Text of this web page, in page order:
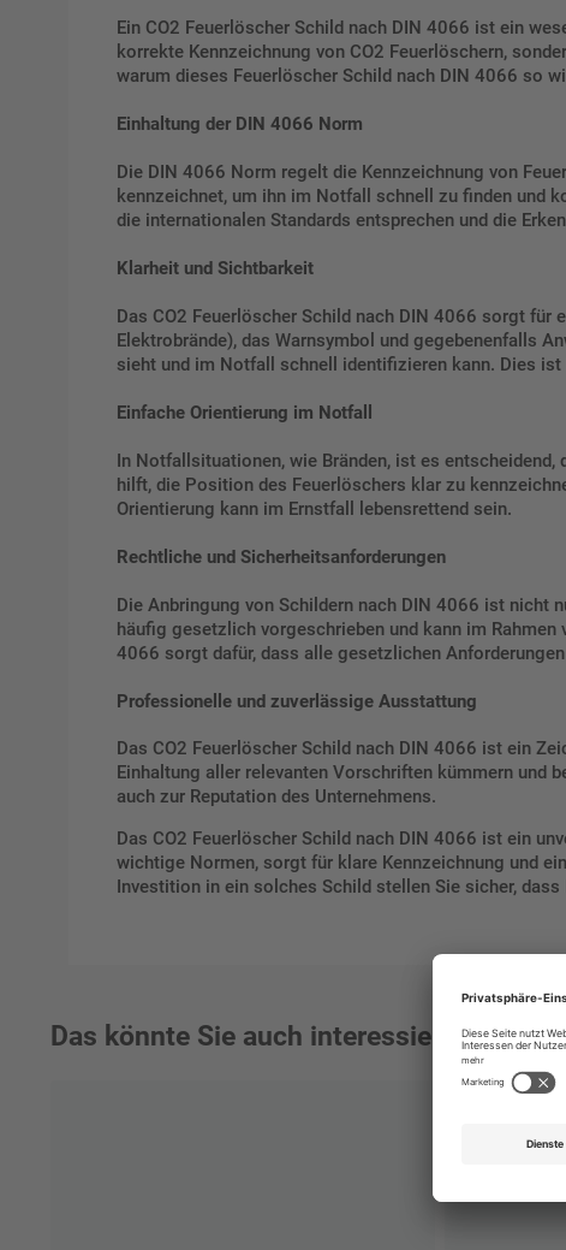
Ein CO2 Feuerlöscher Schild nach DIN 4066 ist ein
korrekte Kennzeichnung von CO2 Feuerlöschern,
warum dieses Feuerlöscher Schild nach DIN 4066 so
Einhaltung der DIN 4066 Norm
Die DIN 4066 Norm regelt die Kennzeichnung von
kennzeichnet, um ihn im Notfall schnell zu finden und
die internationalen Standards entsprechen und die
Klarheit und Sichtbarkeit
Das CO2 Feuerlöscher Schild nach DIN 4066 sorgt für
Elektrobrände), das Warnsymbol und gegebenenfalls
sieht und im Notfall schnell identifizieren kann. Dies
Einfache Orientierung im Notfall
In Notfallsituationen, wie Bränden, ist es
hilft, die Position des Feuerlöschers klar zu
Orientierung kann im Ernstfall lebensrettend sein.
Rechtliche und Sicherheitsanforderungen
Die Anbringung von Schildern nach DIN 4066 ist nicht
häufig gesetzlich vorgeschrieben und kann im
4066 sorgt dafür, dass alle gesetzlichen
Professionelle und zuverlässige Ausstattung
Das CO2 Feuerlöscher Schild nach DIN 4066 ist ein
Einhaltung aller relevanten Vorschriften kümmern und
auch zur Reputation des Unternehmens.
Das CO2 Feuerlöscher Schild nach DIN 4066 ist ein
wichtige Normen, sorgt für klare Kennzeichnung und
Investition in ein solches Schild stellen Sie sicher,
Das könnte Sie auch interessieren: